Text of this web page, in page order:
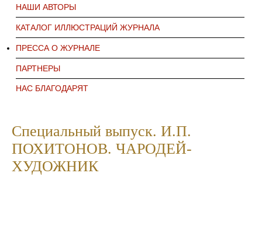
НАШИ АВТОРЫ
КАТАЛОГ ИЛЛЮСТРАЦИЙ ЖУРНАЛА
ПРЕССА О ЖУРНАЛЕ
ПАРТНЕРЫ
НАС БЛАГОДАРЯТ
Специальный выпуск. И.П.
ПОХИТОНОВ. ЧАРОДЕЙ-
ХУДОЖНИК